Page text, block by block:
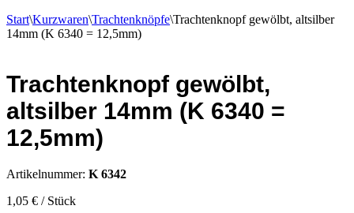
Start\Kurzwaren\Trachtenknöpfe\Trachtenknopf gewölbt, altsilber
14mm (K 6340 = 12,5mm)
Trachtenknopf gewölbt,
altsilber 14mm (K 6340 =
12,5mm)
Artikelnummer: K 6342
1,05 € / Stück